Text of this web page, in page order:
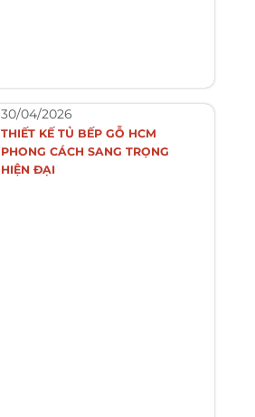
30/04/2026
THIẾT KẾ TỦ BẾP GỖ HCM
PHONG CÁCH SANG TRỌNG
HIỆN ĐẠI